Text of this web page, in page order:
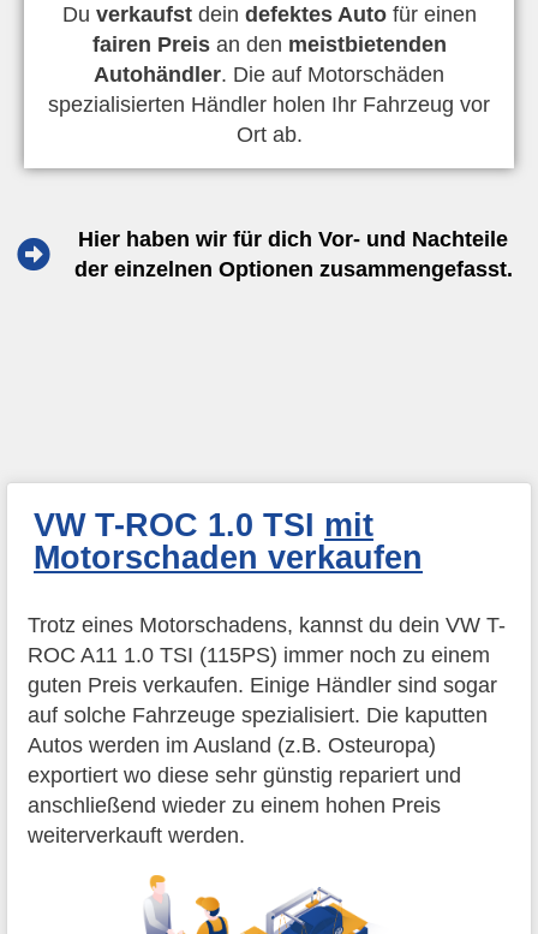
Du verkaufstdein defektes Autofür einen
fairen Preisan den meistbietenden
Autohändler. Die auf Motorschäden
spezialisierten Händler holen Ihr Fahrzeug vor
Ort ab.
Hier haben wir für dich Vor- und Nachteile
der einzelnen Optionen zusammengefasst.
VW T-ROC 1.0 TSI mit
Motorschaden verkaufen
Trotz eines Motorschadens, kannst du dein VW T-
ROC A11 1.0 TSI (115PS) immer noch zu einem
guten Preis verkaufen. Einige Händler sind sogar
auf solche Fahrzeuge spezialisiert. Die kaputten
Autos werden im Ausland (z.B. Osteuropa)
exportiert wo diese sehr günstig repariert und
anschließend wieder zu einem hohen Preis
weiterverkauft werden.